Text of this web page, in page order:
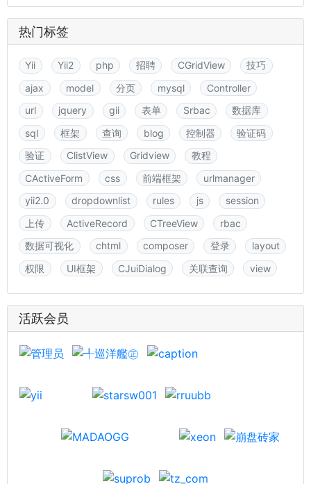
热门标签
Yii Yii2 php 招聘 CGridView
技巧
ajax
model 分页 mysql
Controller
url
jquery gii 表单 Srbac
数据库
sql
框架 查询 blog 控制器
验证码
验证
ClistView Gridview
教程
CActiveForm
css 前端框架
urlmanager
yii2.0
dropdownlist rules js
session
上传
ActiveRecord CTreeView
rbac
数据可视化
chtml composer 登录
layout
权限
UI框架 CJuiDialog 关联查询 view
活跃会员